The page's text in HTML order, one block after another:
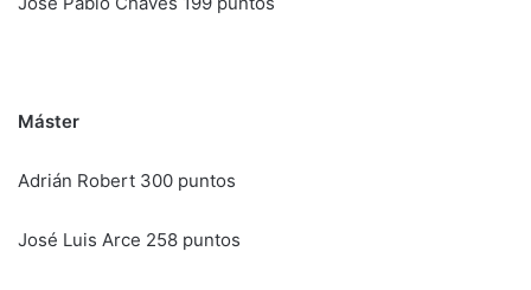
Máster
Adrián Robert 300 puntos
José Luis Arce 258 puntos